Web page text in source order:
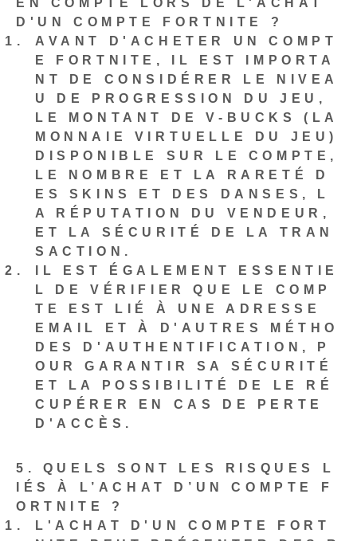
EN COMPTE LORS DE L'ACHAT
D'UN COMPTE FORTNITE ?
AVANT D'ACHETER UN COMPT
E FORTNITE, IL EST IMPORTA
NT DE CONSIDÉRER LE NIVEA
U DE PROGRESSION DU JEU,
LE MONTANT DE V-BUCKS (LA
MONNAIE VIRTUELLE DU JEU)
DISPONIBLE SUR LE COMPTE,
LE NOMBRE ET LA RARETÉ D
ES SKINS ET DES DANSES, L
A RÉPUTATION DU VENDEUR,
ET LA SÉCURITÉ DE LA TRAN
SACTION.
IL EST ÉGALEMENT ESSENTIE
L DE VÉRIFIER QUE LE COMP
TE EST LIÉ À UNE ADRESSE
EMAIL ET À D'AUTRES MÉTHO
DES D'AUTHENTIFICATION, P
OUR GARANTIR SA SÉCURITÉ
ET LA POSSIBILITÉ DE LE RÉ
CUPÉRER EN CAS DE PERTE
D'ACCÈS.
5. QUELS SONT LES RISQUES L
IÉS À L’ACHAT D’UN COMPTE F
ORTNITE ?
L'ACHAT D'UN COMPTE FORT